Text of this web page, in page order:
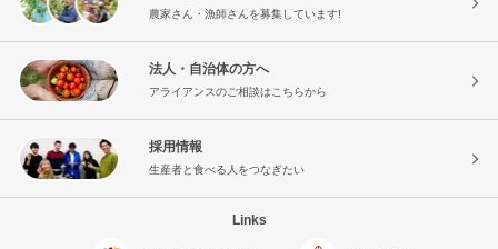
農家さん・漁師さんを募集しています!
法人・自治体の方へ
アライアンスのご相談はこちらから
採用情報
生産者と食べる人をつなぎたい
Links